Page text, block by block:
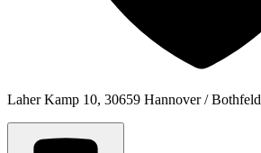
Laher Kamp 10, 30659 Hannover / Bothfeld